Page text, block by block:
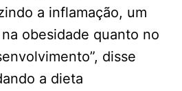
a inflamação, um
obesidade quanto no
disse
a dieta